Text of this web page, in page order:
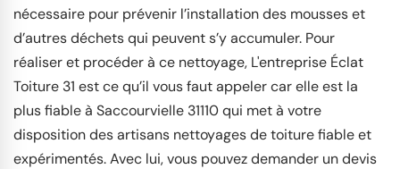
nécessaire pour prévenir l’installation des mousses et
d’autres déchets qui peuvent s’y accumuler. Pour
réaliser et procéder à ce nettoyage, L'entreprise Éclat
Toiture 31 est ce qu’il vous faut appeler car elle est la
plus fiable à Saccourvielle 31110 qui met à votre
disposition des artisans nettoyages de toiture fiable et
expérimentés. Avec lui, vous pouvez demander un devis